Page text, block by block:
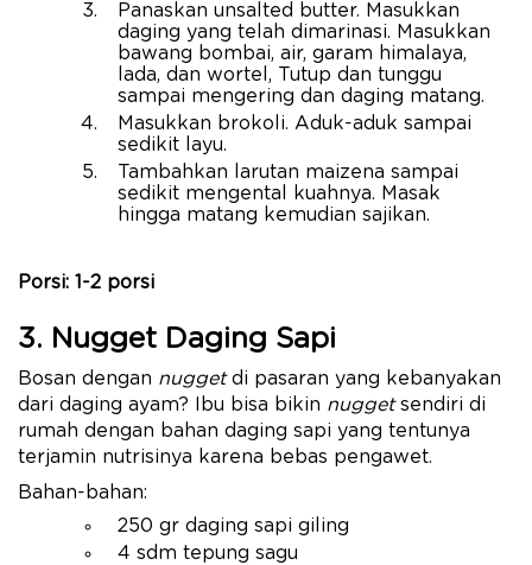
Panaskan unsalted butter. Masukkan
daging yang telah dimarinasi. Masukkan
bawang bombai, air, garam himalaya,
lada, dan wortel, Tutup dan tunggu
sampai mengering dan daging matang.
Masukkan brokoli. Aduk-aduk sampai
sedikit layu.
Tambahkan larutan maizena sampai
sedikit mengental kuahnya. Masak
hingga matang kemudian sajikan.
Porsi: 1-2 porsi
3. Nugget Daging Sapi
Bosan dengan nuggetdi pasaran yang kebanyakan
dari daging ayam? Ibu bisa bikin nuggetsendiri di
rumah dengan bahan daging sapi yang tentunya
terjamin nutrisinya karena bebas pengawet.
Bahan-bahan:
250 gr daging sapi giling
4 sdm tepung sagu